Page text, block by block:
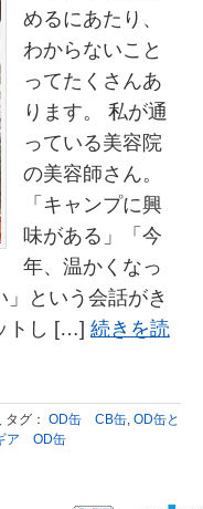
めるにあたり、
わからないこと
ってたくさんあ
ります。 私が通
っている美容院
の美容師さん。
「キャンプに興
味がある」「今
年、温かくなっ
という会話がき
トし […] 続きを読
タグ： OD缶 CB缶, OD缶と
ア OD缶